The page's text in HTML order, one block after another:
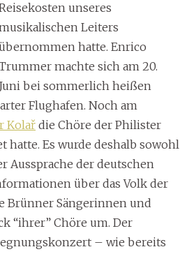
unseres
Leiters
übernommen hatte. Enrico
machte sich am 20.
Juni bei sommerlich heißen
Flughafen. Noch am
Kolařdie Chöre der Philister
hatte. Es wurde deshalb sowohl
Aussprache der deutschen
über das Volk der
Brünner Sängerinnen und
“ihrer” Chöre um. Der
– wie bereits